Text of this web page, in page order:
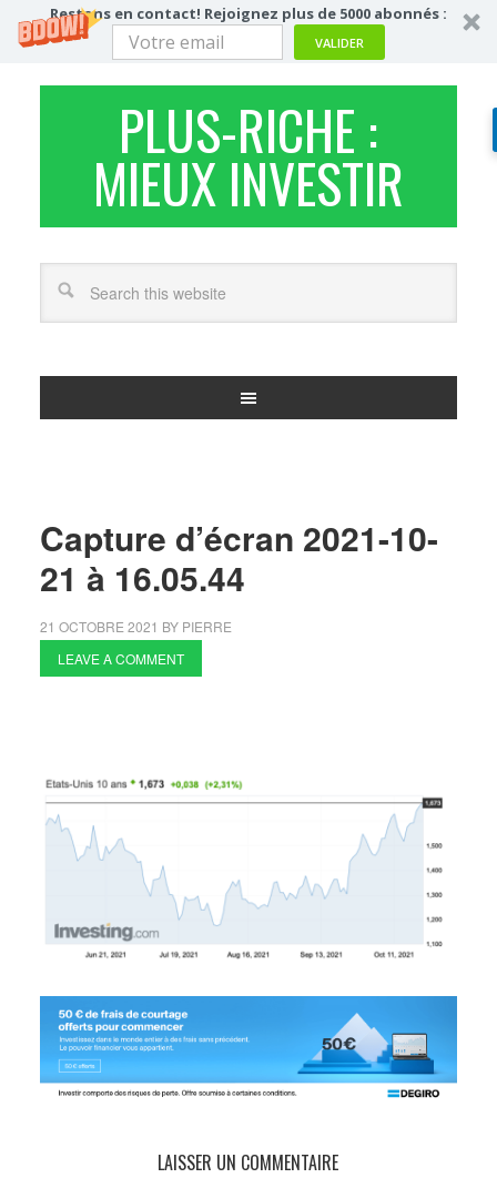
Restons en contact! Rejoignez plus de 5000 abonnés :
VALIDER
PLUS-RICHE :
MIEUX INVESTIR
Capture d’écran 2021-10-
21 à 16.05.44
21 OCTOBRE 2021 BY PIERRE
LEAVE A COMMENT
LAISSER UN COMMENTAIRE